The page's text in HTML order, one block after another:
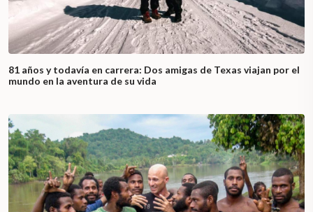
81 años y todavía en carrera: Dos amigas de Texas viajan por el
mundo en la aventura de su vida